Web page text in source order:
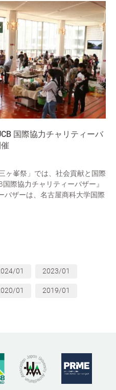
国際協力チャリティーバ
ヶ峯祭」では、社会貢献と国際
際協力チャリティーバザー』
バザーは、名古屋商科大学国際
01 2023/01
01 2019/01